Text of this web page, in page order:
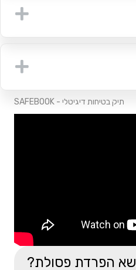
הפרדת פסולת?